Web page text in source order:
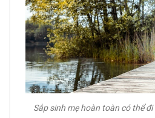
Sắp sinh mẹ hoàn toàn có thể